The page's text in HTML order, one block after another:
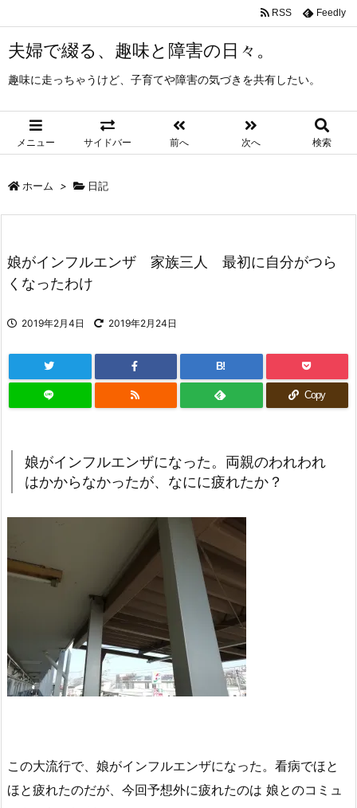
夫婦で綴る、趣味と障害の日々。
趣味に走っちゃうけど、子育てや障害の気づきを共有したい。
メニュー サイドバー 前へ 次へ 検索
RSS Feedly
ホーム > 日記
娘がインフルエンザ 家族三人 最初に自分がつら
くなったわけ
2019年2月4日 2019年2月24日
B!
Copy
娘がインフルエンザになった。両親のわれわれ
はかからなかったが、なにに疲れたか？
この大流行で、娘がインフルエンザになった。看病でほと
ほと疲れたのだが、今回予想外に疲れたのは 娘とのコミュ